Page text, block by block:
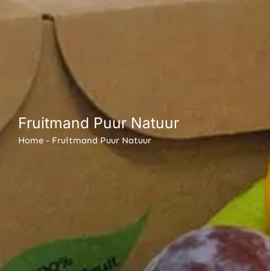
Fruitmand Puur Natuur
Home - Fruitmand Puur Natuur